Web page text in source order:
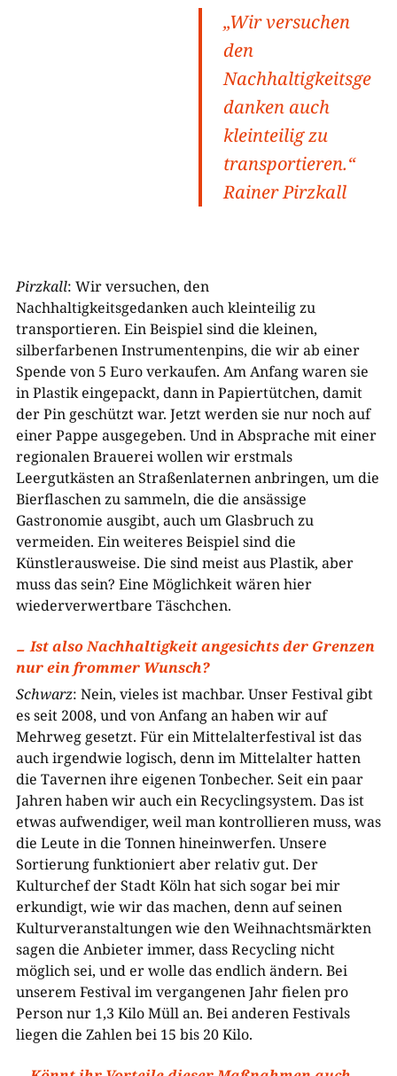
„Wir versuchen
den
Nachhaltigkeitsge
danken auch
kleinteilig zu
transportieren.“
Rainer Pirzkall
Pirzkall: Wir versuchen, den
Nachhaltigkeitsgedanken auch kleinteilig zu
transportieren. Ein Beispiel sind die kleinen,
silberfarbenen Instrumentenpins, die wir ab einer
Spende von 5 Euro verkaufen. Am Anfang waren sie
in Plastik eingepackt, dann in Papiertütchen, damit
der Pin geschützt war. Jetzt werden sie nur noch auf
einer Pappe ausgegeben. Und in Absprache mit einer
regionalen Brauerei wollen wir erstmals
Leergutkästen an Straßenlaternen anbringen, um die
Bierflaschen zu sammeln, die die ansässige
Gastronomie ausgibt, auch um Glasbruch zu
vermeiden. Ein weiteres Beispiel sind die
Künstlerausweise. Die sind meist aus Plastik, aber
muss das sein? Eine Möglichkeit wären hier
wiederverwertbare Täschchen.
Ist also Nachhaltigkeit angesichts der Grenzen
nur ein frommer Wunsch?
Schwarz: Nein, vieles ist machbar. Unser Festival gibt
es seit 2008, und von Anfang an haben wir auf
Mehrweg gesetzt. Für ein Mittelalterfestival ist das
auch irgendwie logisch, denn im Mittelalter hatten
die Tavernen ihre eigenen Tonbecher. Seit ein paar
Jahren haben wir auch ein Recyclingsystem. Das ist
etwas aufwendiger, weil man kontrollieren muss, was
die Leute in die Tonnen hineinwerfen. Unsere
Sortierung funktioniert aber relativ gut. Der
Kulturchef der Stadt Köln hat sich sogar bei mir
erkundigt, wie wir das machen, denn auf seinen
Kulturveranstaltungen wie den Weihnachtsmärkten
sagen die Anbieter immer, dass Recycling nicht
möglich sei, und er wolle das endlich ändern. Bei
unserem Festival im vergangenen Jahr fielen pro
Person nur 1,3 Kilo Müll an. Bei anderen Festivals
liegen die Zahlen bei 15 bis 20 Kilo.